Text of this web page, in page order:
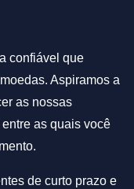
confiável que
Aspiramos a
as nossas
as quais você
de curto prazo e